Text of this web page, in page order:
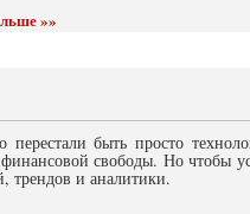
»»
быть просто
свободы. Но чтобы
трендов и аналитики.